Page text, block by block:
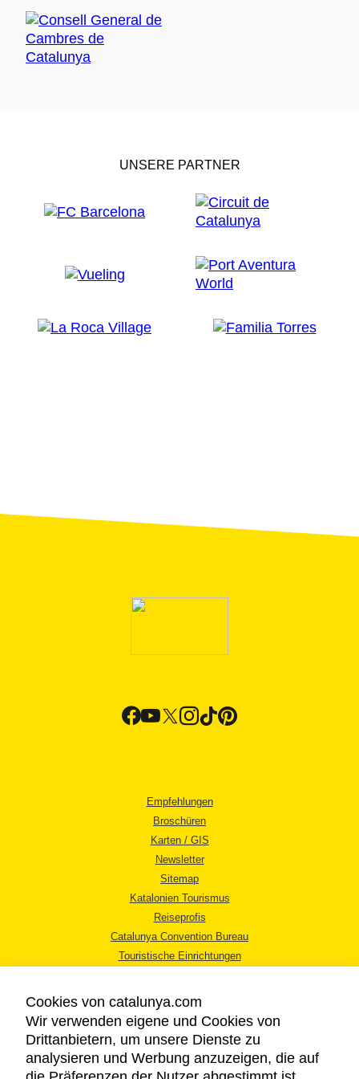
UNSERE PARTNER
Empfehlungen
Broschüren
Karten / GIS
Newsletter
Sitemap
Katalonien Tourismus
Reiseprofis
Catalunya Convention Bureau
Touristische Einrichtungen
Cookies von catalunya.com
Wir verwenden eigene und Cookies von
Drittanbietern, um unsere Dienste zu
analysieren und Werbung anzuzeigen, die auf